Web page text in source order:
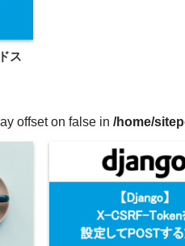
ス
offset on false in /home/